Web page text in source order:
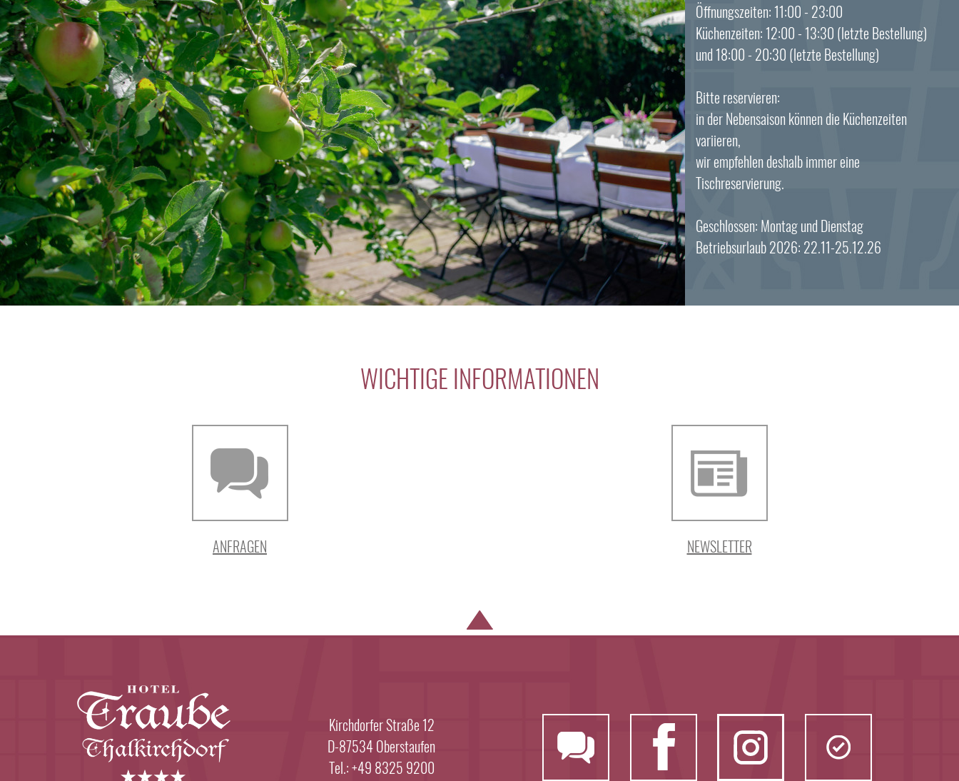
Öffnungszeiten: 11:00 - 23:00
Küchenzeiten: 12:00 - 13:30 (letzte Bestellung)
und 18:00 - 20:30 (letzte Bestellung)
Bitte reservieren:
in der Nebensaison können die Küchenzeiten
variieren,
wir empfehlen deshalb immer eine
Tischreservierung.
Geschlossen: Montag und Dienstag
Betriebsurlaub 2026: 22.11-25.12.26
WICHTIGE INFORMATIONEN
ANFRAGEN NEWSLETTER
Kirchdorfer Straße 12
D-87534 Oberstaufen
Tel.: +49 8325 9200